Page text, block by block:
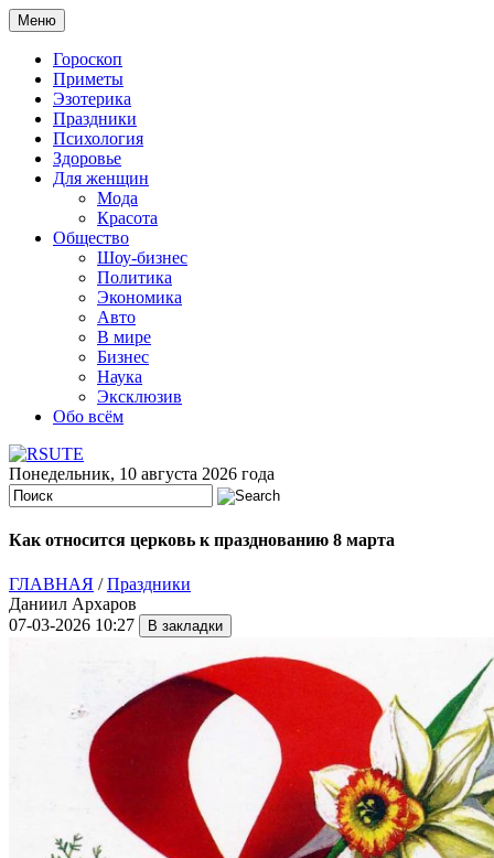
Меню
Гороскоп
Приметы
Эзотерика
Праздники
Психология
Здоровье
Для женщин
Мода
Красота
Общество
Шоу-бизнес
Политика
Экономика
Авто
В мире
Бизнес
Наука
Эксклюзив
Обо всём
Понедельник, 10 августа 2026 года
Как относится церковь к празднованию 8 марта
ГЛАВНАЯ /Праздники
Даниил Архаров
07-03-2026 10:27